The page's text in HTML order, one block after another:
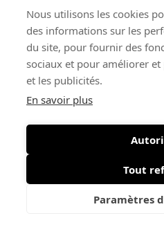
Nous utilisons les cookies
des informations sur les
du site, pour fournir des
sociaux et pour améliorer
et les publicités.
En savoir plus
Tout
Paramètres
Recevez l'essentiel de
© 2026 Marques à Suivre